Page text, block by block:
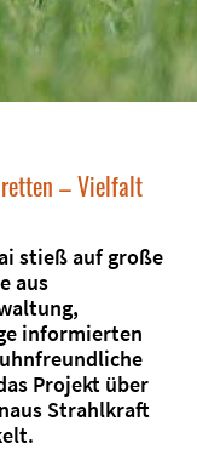
retten – Vielfalt
stieß auf große
aus
informierten
Projekt über
Strahlkraft